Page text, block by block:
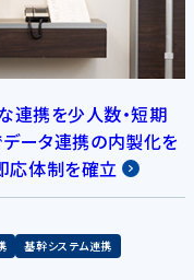
連携を少人数・短期
ータ連携の内製化を
応体制を確立
基幹システム連携